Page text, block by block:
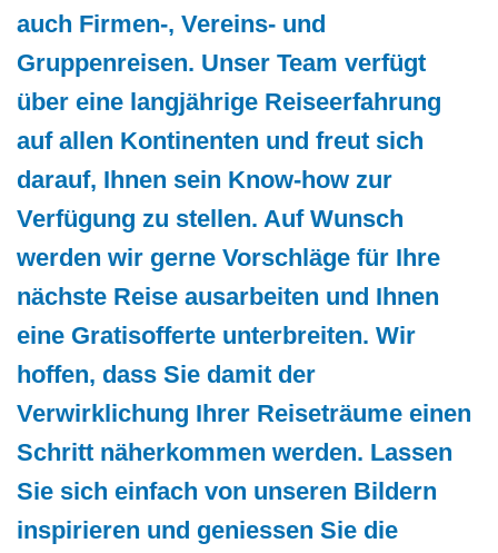
auch Firmen-, Vereins- und
Gruppenreisen. Unser Team verfügt
über eine langjährige Reiseerfahrung
auf allen Kontinenten und freut sich
darauf, Ihnen sein Know-how zur
Verfügung zu stellen. Auf Wunsch
werden wir gerne Vorschläge für Ihre
nächste Reise ausarbeiten und Ihnen
eine Gratisofferte unterbreiten. Wir
hoffen, dass Sie damit der
Verwirklichung Ihrer Reiseträume einen
Schritt näherkommen werden. Lassen
Sie sich einfach von unseren Bildern
inspirieren und geniessen Sie die